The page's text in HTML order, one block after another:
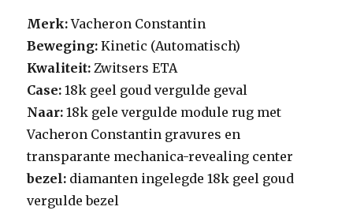
Black
Leer
Bracelet
1454181
Replica
Horloges
quantity
Merk: Vacheron Constantin
Beweging: Kinetic (Automatisch)
Kwaliteit: Zwitsers ETA
Case: 18k geel goud vergulde geval
Naar: 18k gele vergulde module rug met
Vacheron Constantin gravures en
transparante mechanica-revealing center
bezel: diamanten ingelegde 18k geel goud
vergulde bezel